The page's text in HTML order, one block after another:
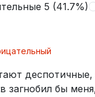
5 (41.7%)
загнобил бы